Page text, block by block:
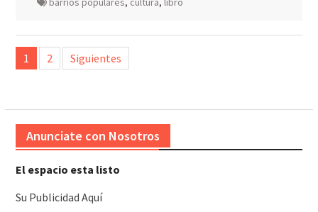
Paginación
de
1 2 Siguientes
Anunciate con Nosotros
El espacio esta listo
Su Publicidad Aquí